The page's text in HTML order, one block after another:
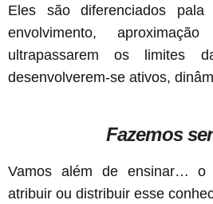
Eles são diferenciados
envolvimento,
ultrapassarem os limites
desenvolverem-se ativos,
Fazemos
Vamos além de ensinar… o
atribuir ou distribuir esse